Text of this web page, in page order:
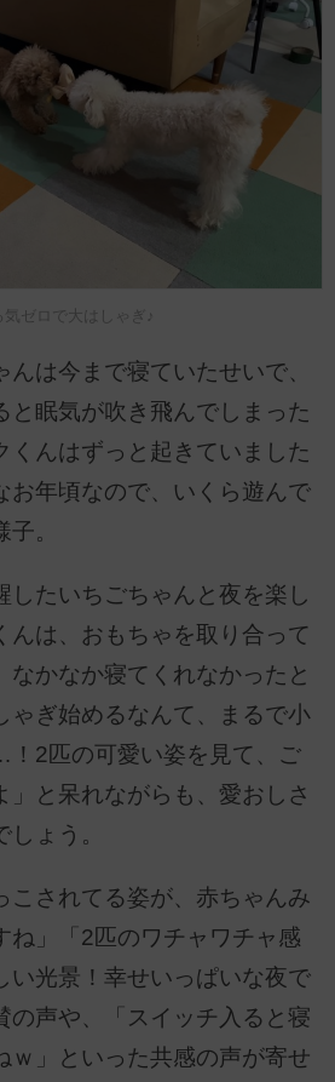
気ゼロで大はしゃぎ♪
んは今まで寝ていたせいで、
と眠気が吹き飛んでしまった
くんはずっと起きていました
お年頃なので、いくら遊んで
。
したいちごちゃんと夜を楽し
んは、おもちゃを取り合って
なかなか寝てくれなかったと
ゃぎ始めるなんて、まるで小
2匹の可愛い姿を見て、ご
」と呆れながらも、愛おしさ
ょう。
こされてる姿が、赤ちゃんみ
ね」「2匹のワチャワチャ感
い光景！幸せいっぱいな夜で
の声や、「スイッチ入ると寝
ｗ」といった共感の声が寄せ